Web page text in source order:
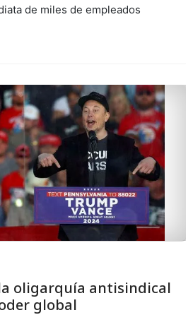
de miles de empleados
oligarquía antisindical
global